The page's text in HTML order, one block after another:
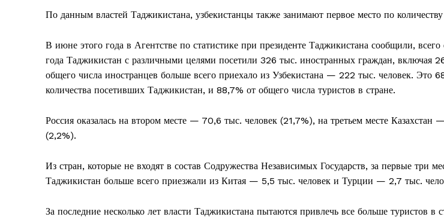
По данным властей Таджикистана, узбекистанцы также занимают первое место по
В июне этого года в Агентстве по статистике при президенте Таджикистана сообщили,
года Таджикистан с различными целями посетили 326 тыс. иностранных граждан, включая
общего числа иностранцев больше всего приехало из Узбекистана — 222 тыс. человек. Это
количества посетивших Таджикистан, и 88,7% от общего числа туристов в стране.
Россия оказалась на втором месте — 70,6 тыс. человек (21,7%), на третьем месте Казахстан
(2,2%).
Из стран, которые не входят в состав Содружества Независимых Государств, за первые три
Таджикистан больше всего приезжали из Китая — 5,5 тыс. человек и Турции — 2,7 тыс.
За последние несколько лет власти Таджикистана пытаются привлечь все больше туристов в